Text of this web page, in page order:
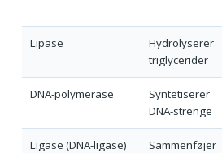
Lipase
Hydrolyserer
triglycerider
DNA-polymerase
Syntetiserer
DNA-strenge
Ligase (DNA-ligase)
Sammenføjer